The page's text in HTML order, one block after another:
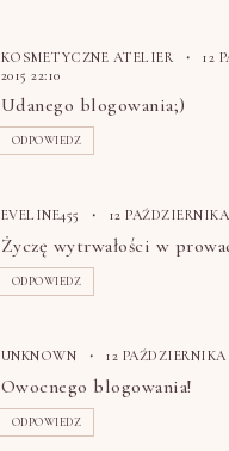
KOSMETYCZNE ATELIER
12
2015 22:10
Udanego blogowania;)
ODPOWIEDZ
EVELINE455 12 PAŹDZIERNIKA
Życzę wytrwałości w
ODPOWIEDZ
UNKNOWN 12 PAŹDZIERNIKA
Owocnego blogowania!
ODPOWIEDZ